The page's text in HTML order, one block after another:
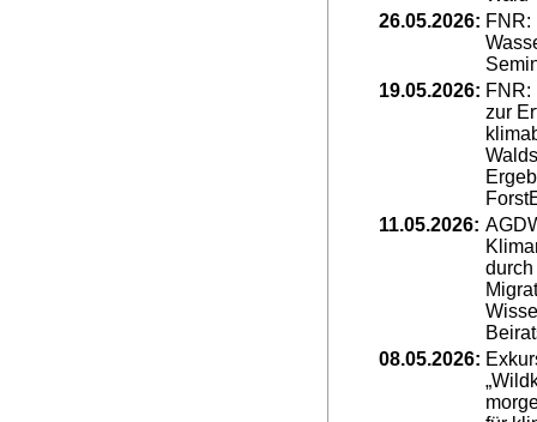
26.05.2026: FNR:
19.05.2026: FNR:
zur
11.05.2026:
durch
08.05.2026: